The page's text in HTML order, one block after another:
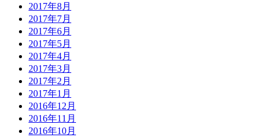
2017年8月
2017年7月
2017年6月
2017年5月
2017年4月
2017年3月
2017年2月
2017年1月
2016年12月
2016年11月
2016年10月